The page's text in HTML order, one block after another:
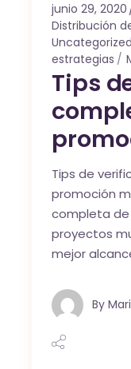
junio 29, 2020
Distribución
Uncategorized
estrategias
Tips
Tips de
promoción
completa de
proyectos
mejor
By